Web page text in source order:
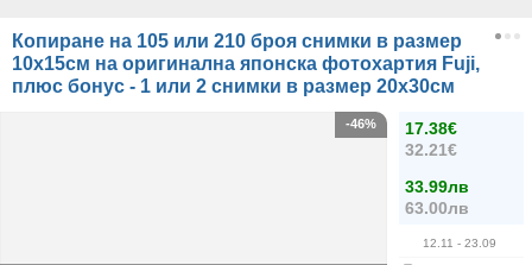
Копиране на 105 или 210 броя снимки в размер
10х15см на оригинална японска фотохартия Fuji,
плюс бонус - 1 или 2 снимки в размер 20х30см
17.38€
32.21€
33.99лв
63.00лв
12.11 - 23.09
-46%